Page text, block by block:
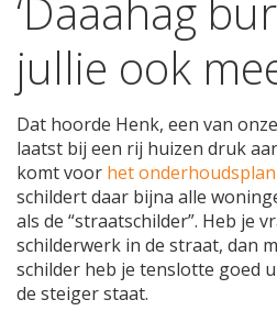
‘Daaahag
jullie ook
Dat hoorde Henk, een van
laatst bij een rij huizen druk
komt voor het onderhoudsplan
schildert daar bijna alle
als de “straatschilder”. Heb je
schilderwerk in de straat, dan
schilder heb je tenslotte goed
de steiger staat.